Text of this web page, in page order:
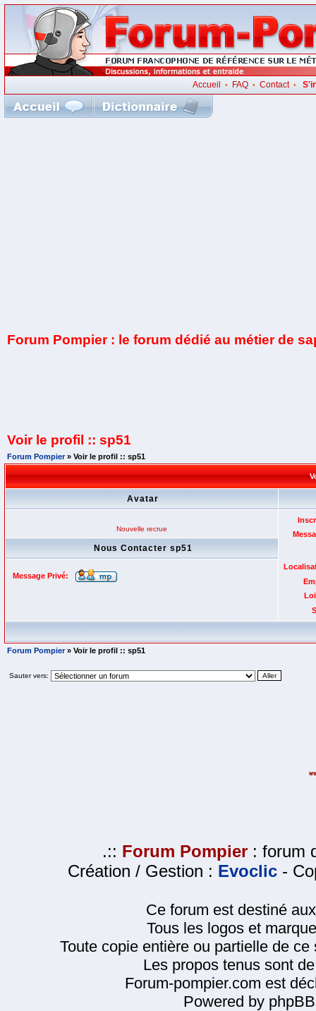
Accueil • FAQ •Contact•
Forum Pompier : le forum dédié au métier de
Voir le profil :: sp51
Forum Pompier» Voir le profil :: sp51
Avatar
Nouvelle recrue
Nous Contacter sp51
Message Privé:
Forum Pompier» Voir le profil :: sp51
Sauter vers:
.:: Forum Pompier : forum
Création / Gestion : Evoclic -
Ce forum est destiné
Tous les logos et
Toute copie entière ou partielle de
Les propos tenus sont
Forum-pompier.com est
Powered by